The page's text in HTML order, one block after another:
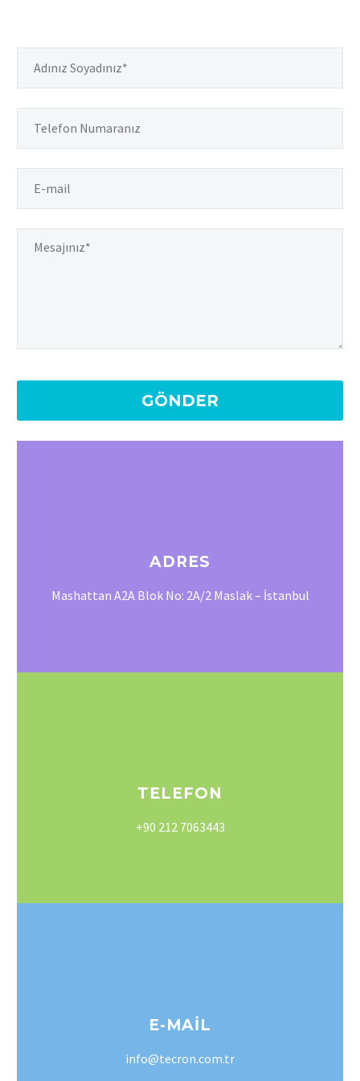
ADRES
Mashattan A2A Blok No: 2A/2 Maslak – İstanbul
TELEFON
+90 212 7063443
E-MAIL
info@tecron.com.tr